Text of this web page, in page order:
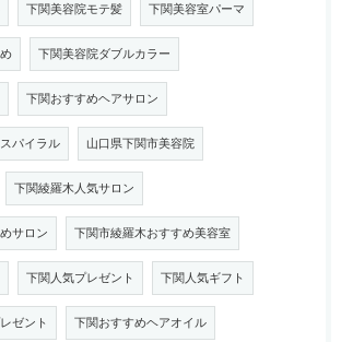
下関美容院モテ髪 下関美容室パーマ
下関美容院ダブルカラー
下関おすすめヘアサロン
パイラル 山口県下関市美容院
下関綾羅木人気サロン
サロン 下関市綾羅木おすすめ美容室
下関人気プレゼント 下関人気ギフト
ゼント 下関おすすめヘアオイル